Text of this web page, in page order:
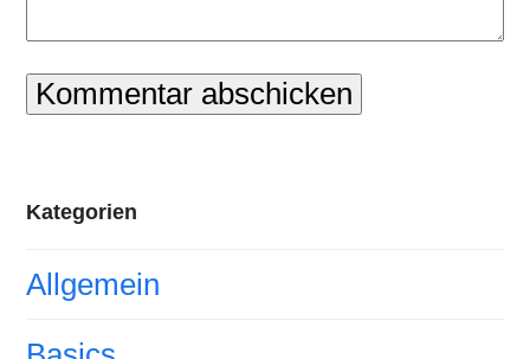
Kategorien
Allgemein